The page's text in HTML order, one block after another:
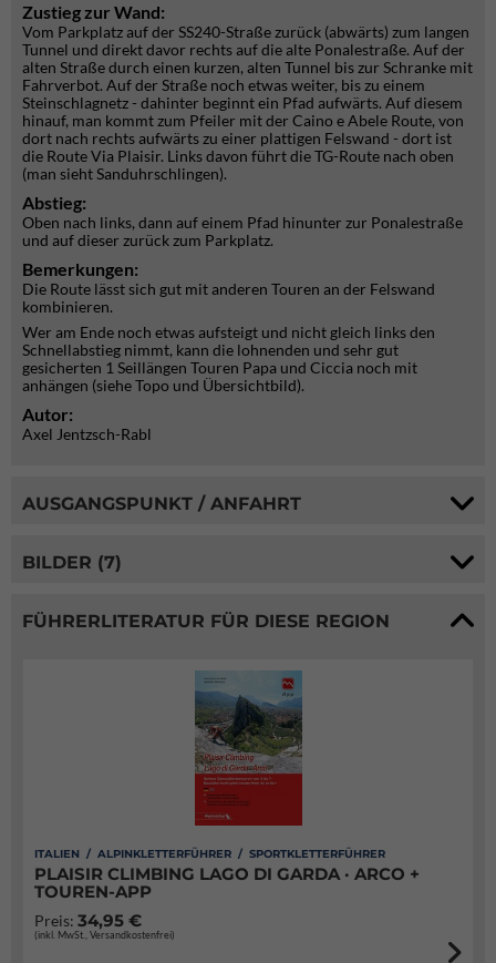
Zustieg zur Wand:
Vom Parkplatz auf der SS240-Straße zurück (abwärts) zum langen
Tunnel und direkt davor rechts auf die alte Ponalestraße. Auf der
alten Straße durch einen kurzen, alten Tunnel bis zur Schranke mit
Fahrverbot. Auf der Straße noch etwas weiter, bis zu einem
Steinschlagnetz - dahinter beginnt ein Pfad aufwärts. Auf diesem
hinauf, man kommt zum Pfeiler mit der Caino e Abele Route, von
dort nach rechts aufwärts zu einer plattigen Felswand - dort ist
die Route Via Plaisir. Links davon führt die TG-Route nach oben
(man sieht Sanduhrschlingen).
Abstieg:
Oben nach links, dann auf einem Pfad hinunter zur Ponalestraße
und auf dieser zurück zum Parkplatz.
Bemerkungen:
Die Route lässt sich gut mit anderen Touren an der Felswand
kombinieren.
Wer am Ende noch etwas aufsteigt und nicht gleich links den
Schnellabstieg nimmt, kann die lohnenden und sehr gut
gesicherten 1 Seillängen Touren Papa und Ciccia noch mit
anhängen (siehe Topo und Übersichtbild).
Autor:
Axel Jentzsch-Rabl
AUSGANGSPUNKT / ANFAHRT
BILDER (7)
FÜHRERLITERATUR FÜR DIESE REGION
ITALIEN / ALPINKLETTERFÜHRER / SPORTKLETTERFÜHRER
PLAISIR CLIMBING LAGO DI GARDA · ARCO +
TOUREN-APP
Preis: 34,95 €
(inkl. MwSt., Versandkostenfrei)